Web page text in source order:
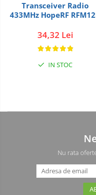
Transceiver Radio
433MHz HopeRF
34,32 Lei
IN STOC
Nu rata